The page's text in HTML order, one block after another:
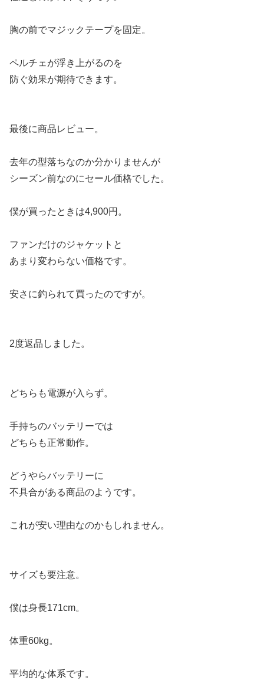
胸の前でマジックテープを固定。
ペルチェが浮き上がるのを
防ぐ効果が期待できます。
最後に商品レビュー。
去年の型落ちなのか分かりませんが
シーズン前なのにセール価格でした。
僕が買ったときは4,900円。
ファンだけのジャケットと
あまり変わらない価格です。
安さに釣られて買ったのですが。
2度返品しました。
どちらも電源が入らず。
手持ちのバッテリーでは
どちらも正常動作。
どうやらバッテリーに
不具合がある商品のようです。
これが安い理由なのかもしれません。
サイズも要注意。
僕は身長171cm。
体重60kg。
平均的な体系です。